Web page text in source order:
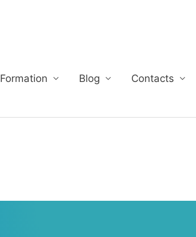
Formation Blog Contacts